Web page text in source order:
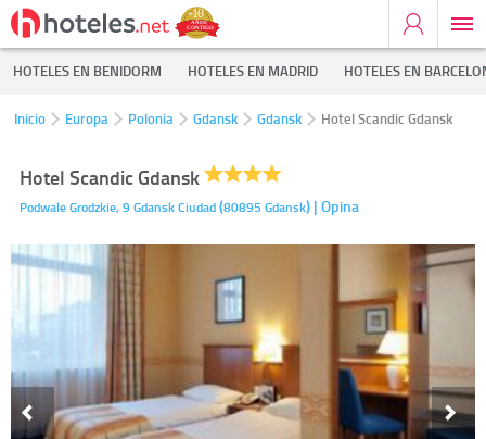
HOTELES EN BENIDORM HOTELES EN MADRID HOTELES EN
Inicio Europa Polonia Gdansk Gdansk Hotel Scandic Gdansk
Hotel Scandic Gdansk
Podwale Grodzkie, 9Gdansk Ciudad(80895 Gdansk) | Opina